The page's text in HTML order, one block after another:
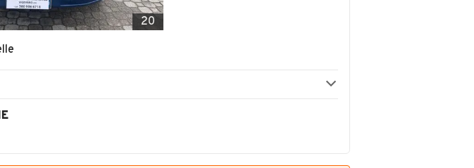
20